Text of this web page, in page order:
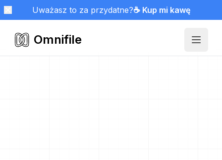
Uważasz to za przydatne?☕ Kup mi kawę
Omnifile